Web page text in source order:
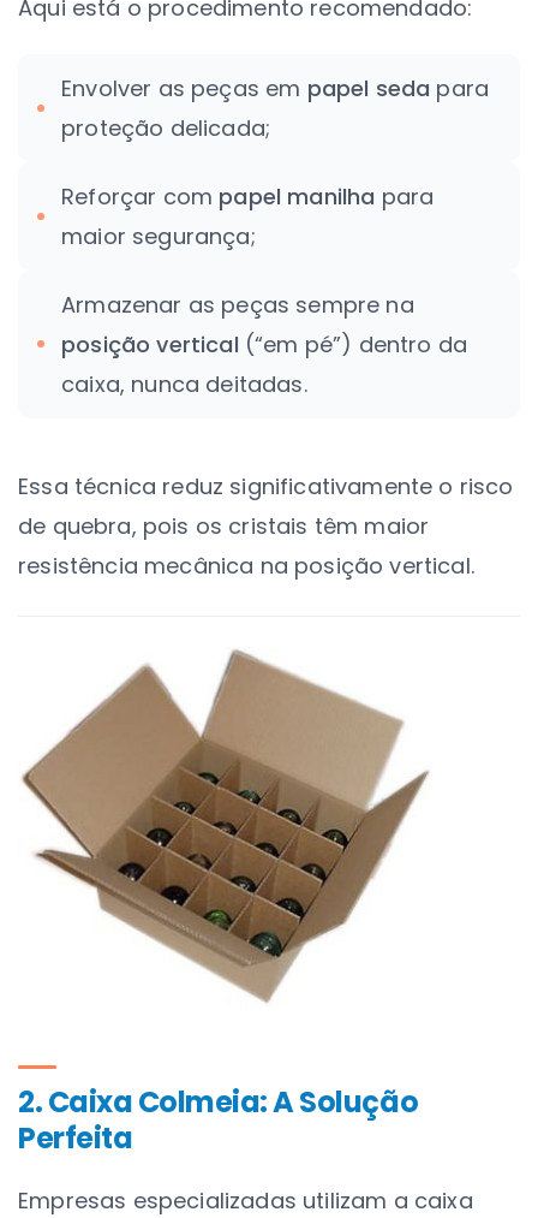
Aqui está o procedimento recomendado:
Envolver as peças em papel seda para
proteção delicada;
Reforçar com papel manilha para
maior segurança;
Armazenar as peças sempre na
posição vertical (“em pé”) dentro da
caixa, nunca deitadas.
Essa técnica reduz significativamente o risco
de quebra, pois os cristais têm maior
resistência mecânica na posição vertical.
2. Caixa Colmeia: A Solução
Perfeita
Empresas especializadas utilizam a caixa